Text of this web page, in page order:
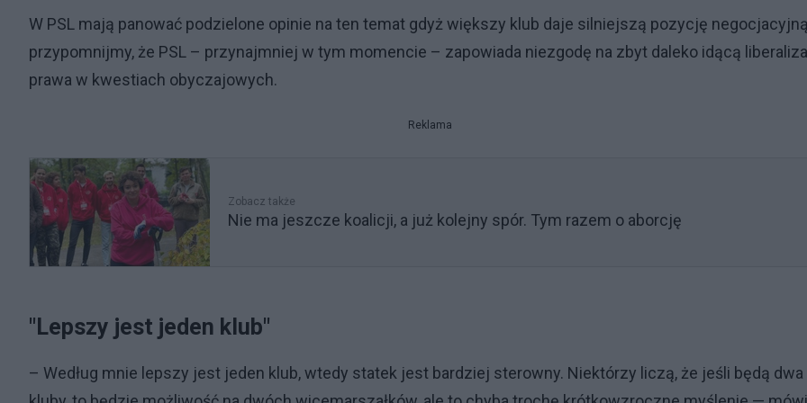
W PSL mają panować podzielone opinie na ten temat gdyż większy klub daje silniejszą pozycję
przypomnijmy, że PSL – przynajmniej w tym momencie – zapowiada niezgodę na zbyt daleko idącą
prawa w kwestiach obyczajowych.
Reklama
Zobacz także
Nie ma jeszcze koalicji, a już kolejny spór. Tym razem o aborcję
"Lepszy jest jeden klub"
– Według mnie lepszy jest jeden klub, wtedy statek jest bardziej sterowny. Niektórzy liczą, że jeśli będą dwa